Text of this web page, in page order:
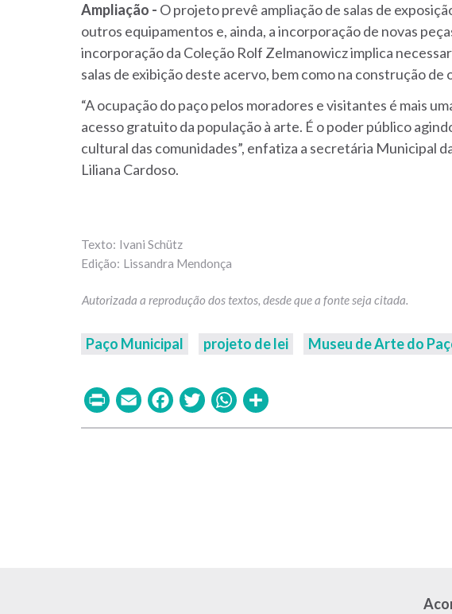
Ampliação - O projeto prevê ampliação de salas de
outros equipamentos e, ainda, a incorporação de novas
incorporação da Coleção Rolf Zelmanowicz implica
salas de exibição deste acervo, bem como na construção
“A ocupação do paço pelos moradores e visitantes é mais
acesso gratuito da população à arte. É o poder público
cultural das comunidades”, enfatiza a secretária Municipal
Liliana Cardoso.
Ivani Schütz
Lissandra Mendonça
Paço Municipal projeto de lei Museu de Arte do
PrintEmailFacebook
TwitterWhatsApp